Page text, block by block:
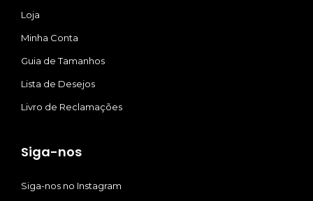
Loja
Minha Conta
Guia de Tamanhos
Lista de Desejos
Livro de Reclamações
Siga-nos
Siga-nos no Instagram